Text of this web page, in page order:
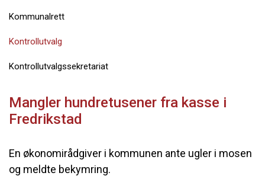
Kommunalrett
Kontrollutvalg
Kontrollutvalgssekretariat
Mangler hundretusener fra kasse i
Fredrikstad
En økonomirådgiver i kommunen ante ugler i mosen
og meldte bekymring.